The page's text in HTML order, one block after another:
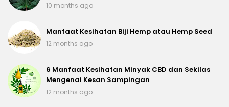
10 months ago
Manfaat Kesihatan Biji Hemp atau Hemp Seed
12 months ago
6 Manfaat Kesihatan Minyak CBD dan Sekilas
Mengenai Kesan Sampingan
12 months ago